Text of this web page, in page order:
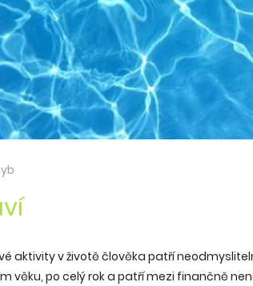
aktivity v životě člověka patří
věku, po celý rok a patří mezi finančně